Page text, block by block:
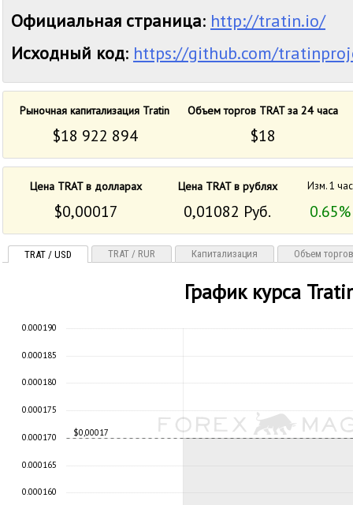
Официальная страница: http://tratin.io/
Исходный код: https://github.com/
Рыночная капитализация Tratin Объем торгов TRAT за 24 часа
$18 922 894 $18
Цена TRAT в долларах Цена TRAT в рублях Изм. 1 час
$0,00017 0,01082 Руб. 0.65%
TRAT / USD TRAT / RUR Капитализация Объем торгов
График курса
$0,00017
0.000160
0.000165
0.000170
0.000175
0.000180
0.000185
0.000190